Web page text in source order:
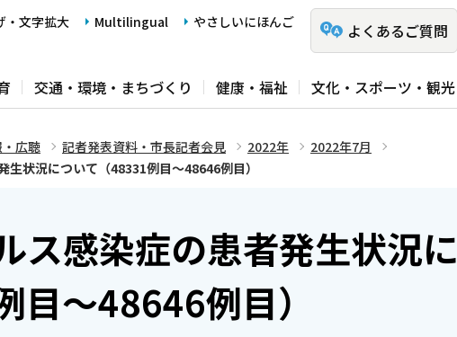
・文字拡大 Multilingual やさしいにほんご よくあるご質問
交通・環境・まちづくり 健康・福祉 文化・スポーツ・観光
広聴 記者発表資料・市長記者会見 2022年
2022年7月
状況について（48331例目～48646例目）
ス感染症の患者発生状況に
～48646例目）